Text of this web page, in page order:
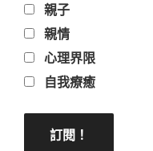
親子
親情
心理界限
自我療癒